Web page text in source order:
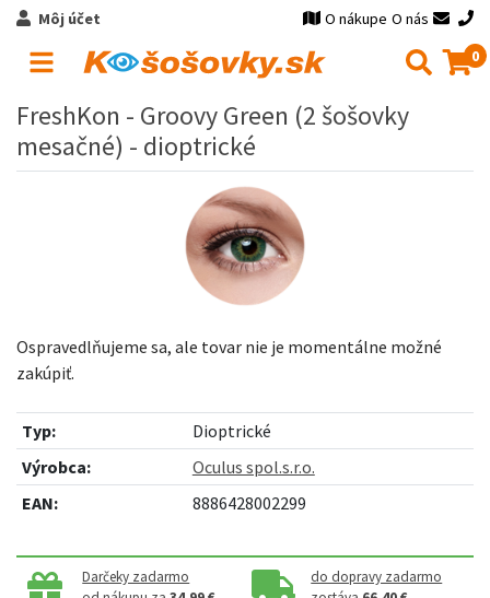
Môj účet O nákupe O nás
0
FreshKon - Groovy Green (2 šošovky
mesačné) - dioptrické
Ospravedlňujeme sa, ale tovar nie je momentálne možné
zakúpiť.
Typ:
Dioptrické
Výrobca:
Oculus spol.s.r.o.
EAN:
8886428002299
Darčeky zadarmo
do dopravy zadarmo